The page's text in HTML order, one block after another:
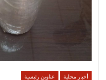
أخبار محلية عناوين رئيسية